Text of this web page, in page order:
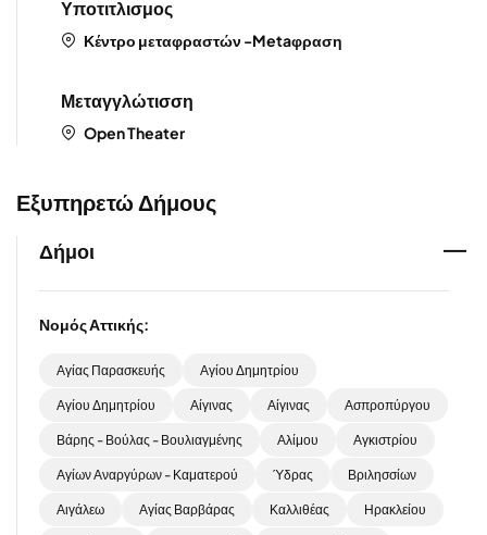
Υποτιτλισμος
Κέντρο μεταφραστών -Metaφραση
Μεταγγλώτισση
Open Theater
Εξυπηρετώ Δήμους
Δήμοι
Νομός Αττικής:
Αγίας Παρασκευής Αγίου Δημητρίου
Αγίου Δημητρίου Αίγινας Αίγινας Ασπροπύργου
Βάρης - Βούλας - Βουλιαγμένης Αλίμου Αγκιστρίου
Αγίων Αναργύρων - Καματερού Ύδρας Βριλησσίων
Αιγάλεω Αγίας Βαρβάρας Καλλιθέας Ηρακλείου